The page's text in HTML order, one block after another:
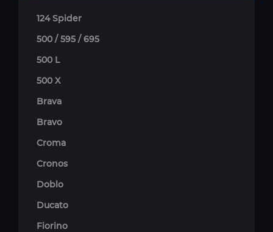
124 Spider
500 / 595 / 695
500 L
500 X
Brava
Bravo
Croma
Cronos
Doblo
Ducato
Fiorino